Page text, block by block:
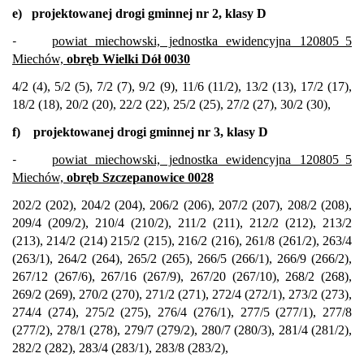
e)
projektowanej drogi gminnej nr 2, klasy D
-
powiat miechowski, jednostka ewidencyjna 120805_5
Miechów, obręb Wielki Dół 0030
4/2 (4), 5/2 (5), 7/2 (7), 9/2 (9), 11/6 (11/2), 13/2 (13), 17/2 (17),
18/2 (18), 20/2 (20), 22/2 (22), 25/2 (25), 27/2 (27), 30/2 (30),
f)
projektowanej drogi gminnej nr 3, klasy D
-
powiat miechowski, jednostka ewidencyjna 120805_5
Miechów, obręb Szczepanowice 0028
202/2 (202), 204/2 (204), 206/2 (206), 207/2 (207), 208/2 (208),
209/4 (209/2), 210/4 (210/2), 211/2 (211), 212/2 (212), 213/2
(213), 214/2 (214) 215/2 (215), 216/2 (216), 261/8 (261/2), 263/4
(263/1), 264/2 (264), 265/2 (265), 266/5 (266/1), 266/9 (266/2),
267/12 (267/6), 267/16 (267/9), 267/20 (267/10), 268/2 (268),
269/2 (269), 270/2 (270), 271/2 (271), 272/4 (272/1), 273/2 (273),
274/4 (274), 275/2 (275), 276/4 (276/1), 277/5 (277/1), 277/8
(277/2), 278/1 (278), 279/7 (279/2), 280/7 (280/3), 281/4 (281/2),
282/2 (282), 283/4 (283/1), 283/8 (283/2),